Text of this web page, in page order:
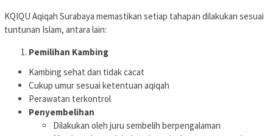
KQIQU Aqiqah Surabaya memastikan setiap tahapan dilakukan sesuai
tuntunan Islam, antara lain:
Pemilihan Kambing
Kambing sehat dan tidak cacat
Cukup umur sesuai ketentuan aqiqah
Perawatan terkontrol
Penyembelihan
Dilakukan oleh juru sembelih berpengalaman